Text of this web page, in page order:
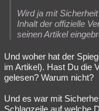
Wird ja mit
Inhalt der offizielle
seinen Artikel
Und woher hat der
im Artikel). Hast Du die
gelesen? Warum nicht?
Und es war mit
Schlagzeile auf welche